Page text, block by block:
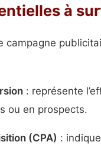
à
campagne
: représente
ou en prospects.
(CPA) :